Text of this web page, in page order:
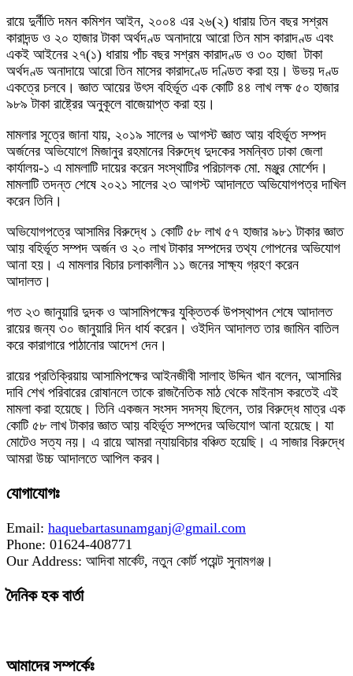
রায়ে দুর্নীতি দমন কমিশন আইন, ২০০৪ এর ২৬(২) ধারায় তিন বছর সশ্রম
কারাদন্ড ও ২০ হাজার টাকা অর্থদণ্ড অনাদায়ে আরো তিন মাস কারাদণ্ড এবং
একই আইনের ২৭(১) ধারায় পাঁচ বছর সশ্রম কারাদণ্ড ও ৩০ হাজা টাকা
অর্থদণ্ড অনাদায়ে আরো তিন মাসের কারাদণ্ডে দণ্ডিত করা হয়। উভয় দণ্ড
একত্রে চলবে। জ্ঞাত আয়ের উৎস বহির্ভূত এক কোটি ৪৪ লাখ লক্ষ ৫০ হাজার
৯৮৯ টাকা রাষ্ট্রের অনুকূলে বাজেয়াপ্ত করা হয়।
মামলার সূত্রে জানা যায়, ২০১৯ সালের ৬ আগস্ট জ্ঞাত আয় বহির্ভূত সম্পদ
অর্জনের অভিযোগে মিজানুর রহমানের বিরুদ্ধে দুদকের সমন্বিত ঢাকা জেলা
কার্যালয়-১ এ মামলাটি দায়ের করেন সংস্থাটির পরিচালক মো. মঞ্জুর মোর্শেদ।
মামলাটি তদন্ত শেষে ২০২১ সালের ২৩ আগস্ট আদালতে অভিযোগপত্র দাখিল
করেন তিনি।
অভিযোগপত্রে আসামির বিরুদ্ধে ১ কোটি ৫৮ লাখ ৫৭ হাজার ৯৮১ টাকার জ্ঞাত
আয় বহির্ভূত সম্পদ অর্জন ও ২০ লাখ টাকার সম্পদের তথ্য গোপনের অভিযোগ
আনা হয়। এ মামলার বিচার চলাকালীন ১১ জনের সাক্ষ্য গ্রহণ করেন
আদালত।
গত ২৩ জানুয়ারি দুদক ও আসামিপক্ষের যুক্তিতর্ক উপস্থাপন শেষে আদালত
রায়ের জন্য ৩০ জানুয়ারি দিন ধার্য করেন। ওইদিন আদালত তার জামিন বাতিল
করে কারাগারে পাঠানোর আদেশ দেন।
রায়ের প্রতিক্রিয়ায় আসামিপক্ষের আইনজীবী সালাহ উদ্দিন খান বলেন, আসামির
দাবি শেখ পরিবারের রোষানলে তাকে রাজনৈতিক মাঠ থেকে মাইনাস করতেই এই
মামলা করা হয়েছে। তিনি একজন সংসদ সদস্য ছিলেন, তার বিরুদ্ধে মাত্র এক
কোটি ৫৮ লাখ টাকার জ্ঞাত আয় বহির্ভূত সম্পদের অভিযোগ আনা হয়েছে। যা
মোটেও সত্য নয়। এ রায়ে আমরা ন্যায়বিচার বঞ্চিত হয়েছি। এ সাজার বিরুদ্ধে
আমরা উচ্চ আদালতে আপিল করব।
যোগাযোগঃ
Email: haquebartasunamganj@gmail.com
Phone: 01624-408771
Our Address: আদিবা মার্কেট, নতুন কোর্ট পয়েন্ট সুনামগঞ্জ।
দৈনিক হক বার্তা
আমাদের সম্পর্কেঃ